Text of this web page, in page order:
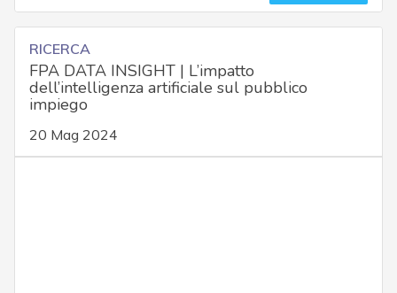
RICERCA
FPA DATA INSIGHT | L’impatto
dell’intelligenza artificiale sul pubblico
impiego
20 Mag 2024